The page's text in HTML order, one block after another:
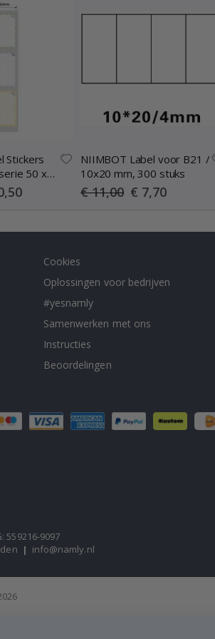
Stickers
50 x
/
NIIMBOT Label voor B21 /
10x20 mm, 300 stuks
€ 11,00 Special
Price
€ 7,70
Cookies
Oplossingen voor bedrijven
#yesnamly
Samenwerken met ons
Instructies
Beoordelingen
559216-9097
| info@namly.nl